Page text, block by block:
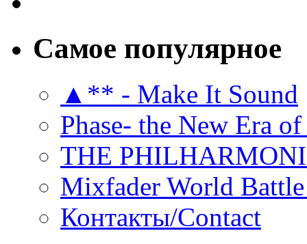
Самое популярное
▲** - Make It Sound
Phase- the New Era
THE
Mixfader World
Контакты/Contact